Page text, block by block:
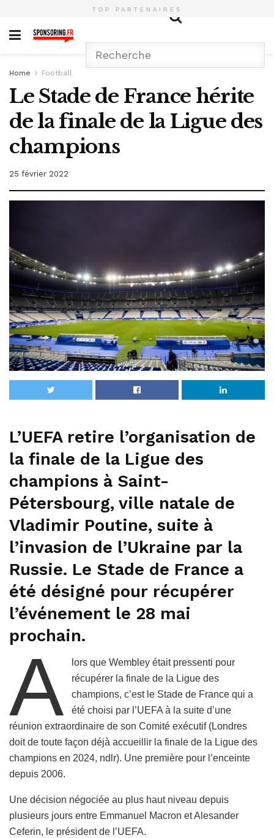
TOP PARTENAIRES
Home Football
Le Stade de France hérite
de la finale de la Ligue des
champions
25 février 2022
L’UEFA retire l’organisation de
la finale de la Ligue des
champions à Saint-
Pétersbourg, ville natale de
Vladimir Poutine, suite à
l’invasion de l’Ukraine par la
Russie. Le Stade de France a
été désigné pour récupérer
l’événement le 28 mai
prochain.
A
lors que Wembley était pressenti pour
récupérer la finale de la Ligue des
champions, c’est le Stade de France qui a
été choisi par l’UEFA à la suite d’une
réunion extraordinaire de son Comité exécutif (Londres
doit de toute façon déjà accueillir la finale de la Ligue des
champions en 2024, ndlr). Une première pour l’enceinte
depuis 2006.
Une décision négociée au plus haut niveau depuis
plusieurs jours entre Emmanuel Macron et Alesander
Ceferin, le président de l’UEFA.